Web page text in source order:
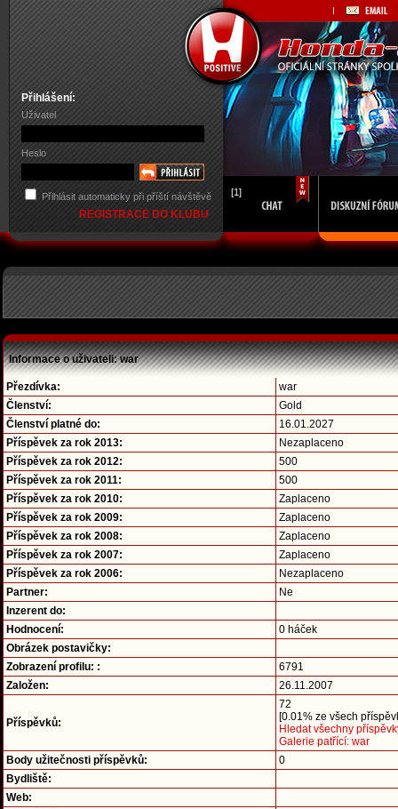
Přihlášení:
Uživatel
Heslo
Přihlásit automaticky při příští návštěvě
REGISTRACE DO KLUBU
[1]
Informace o uživateli: war
Přezdívka:
war
Členství:
Gold
Členství platné do:
16.01.2027
Příspěvek za rok 2013:
Nezaplaceno
Příspěvek za rok 2012:
500
Příspěvek za rok 2011:
500
Příspěvek za rok 2010:
Zaplaceno
Příspěvek za rok 2009:
Zaplaceno
Příspěvek za rok 2008:
Zaplaceno
Příspěvek za rok 2007:
Zaplaceno
Příspěvek za rok 2006:
Nezaplaceno
Partner:
Ne
Inzerent do:
Hodnocení:
0 háček
Obrázek postavičky:
Zobrazení profilu: :
6791
Založen:
26.11.2007
Příspěvků:
72
[0.01% ze všech
Hledat všechny
Galerie patřící: war
Body užitečnosti příspěvků:
0
Bydliště:
Web: